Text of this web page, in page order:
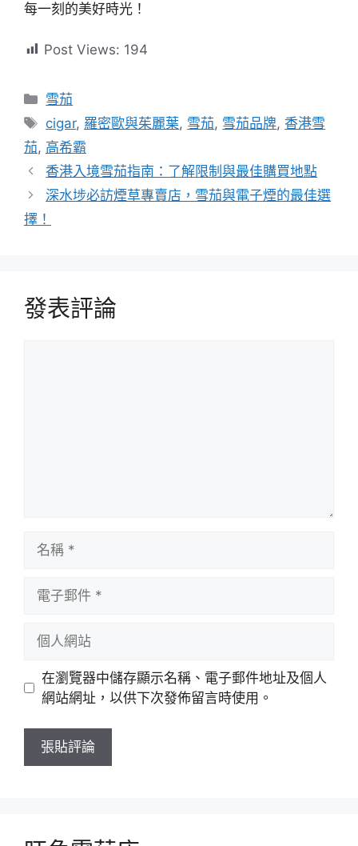
每一刻的美好時光！
Post Views: 194
分
類
雪茄
標
籤
cigar, 羅密歐與茱麗葉, 雪茄, 雪茄品牌, 香港雪
茄, 高希霸
香港入境雪茄指南：了解限制與最佳購買地點
深水埗必訪煙草專賣店，雪茄與電子煙的最佳選
擇！
發表評論
站
在瀏覽器中儲存顯示名稱、電子郵件地址及個人
網站網址，以供下次發佈留言時使用。